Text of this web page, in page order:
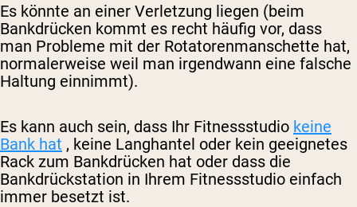
Es könnte an einer Verletzung liegen (beim
Bankdrücken kommt es recht häufig vor, dass
man Probleme mit der Rotatorenmanschette hat,
normalerweise weil man irgendwann eine falsche
Haltung einnimmt).
Es kann auch sein, dass Ihr Fitnessstudio keine
Bank hat , keine Langhantel oder kein geeignetes
Rack zum Bankdrücken hat oder dass die
Bankdrückstation in Ihrem Fitnessstudio einfach
immer besetzt ist.